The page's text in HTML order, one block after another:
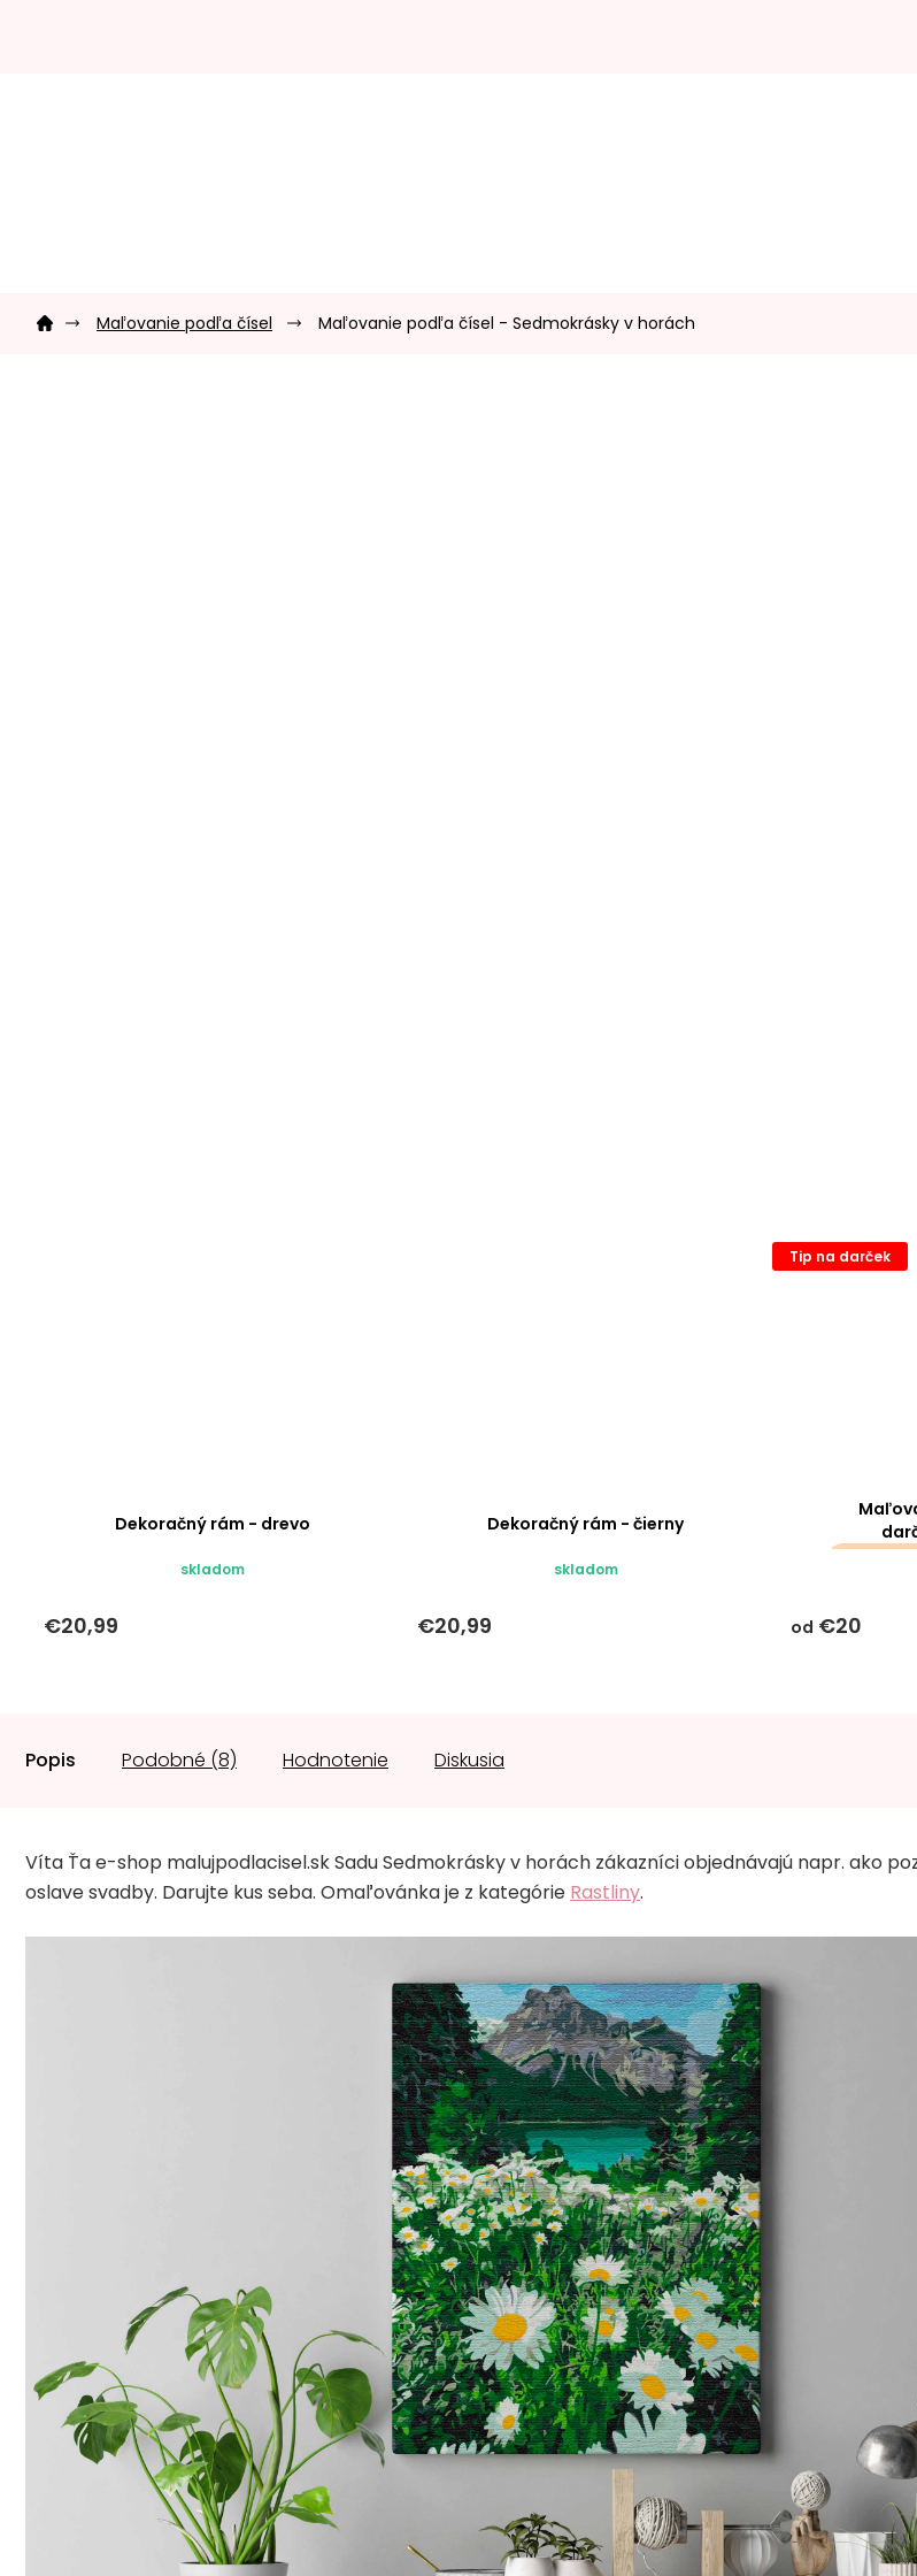
Domov Maľovanie podľa čísel Maľovanie podľa čísel - Sedmokrásky v horách
Dekoračný rám - drevo
skladom
€20,99
Dekoračný rám - čierny
skladom
€20,99
Tip na darček
od €20
Popis Podobné (8) Hodnotenie Diskusia
Víta Ťa e-shop malujpodlacisel.sk Sadu Sedmokrásky v horách zákazníci objednávajú napr. ako
oslave svadby. Darujte kus seba. Omaľovánka je z kategórie Rastliny.